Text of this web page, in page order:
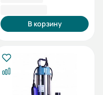
В корзину